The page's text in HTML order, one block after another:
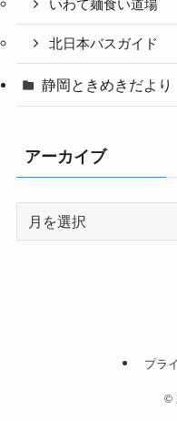
いわて麺食い道場
北日本バスガイド
静岡ときめきだより
アーカイブ
プラ
©